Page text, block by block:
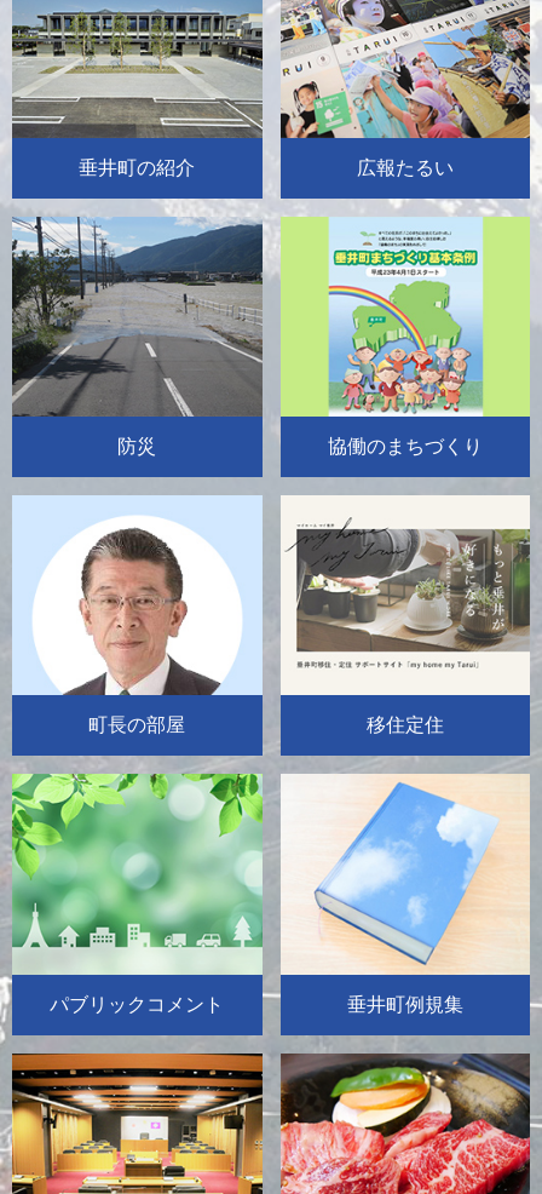
垂井町の紹介 広報たるい
防災 協働のまちづくり
町長の部屋 移住定住
パブリックコメント 垂井町例規集